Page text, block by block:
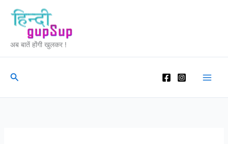
content
अब बातें होंगी खुलकर !
Search